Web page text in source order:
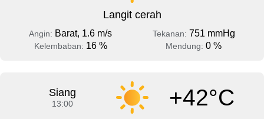
Langit cerah
Angin: Barat, 1.6 m/s Tekanan: 751 mmHg
Kelembaban: 16 % Mendung: 0 %
Siang
13:00 +42°C